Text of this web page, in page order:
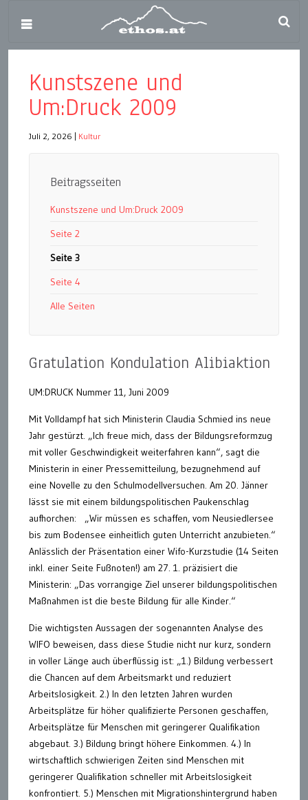
Kunstszene und
Um:Druck 2009
Juli 2, 2026 Kultur
Beitragsseiten
Kunstszene und Um:Druck 2009
Seite 2
Seite 3
Seite 4
Alle Seiten
Gratulation Kondulation Alibiaktion
UM:DRUCK Nummer 11, Juni 2009
Mit Volldampf hat sich Ministerin Claudia Schmied ins neue
Jahr gestürzt. „Ich freue mich, dass der Bildungsreformzug
mit voller Geschwindigkeit weiterfahren kann“, sagt die
Ministerin in einer Pressemitteilung, bezugnehmend auf
eine Novelle zu den Schulmodellversuchen. Am 20. Jänner
lässt sie mit einem bildungspolitischen Paukenschlag
aufhorchen: „Wir müssen es schaffen, vom Neusiedlersee
bis zum Bodensee einheitlich guten Unterricht anzubieten.“
Anlässlich der Präsentation einer Wifo-Kurzstudie (14 Seiten
inkl. einer Seite Fußnoten!) am 27. 1. präzisiert die
Ministerin: „Das vorrangige Ziel unserer bildungspolitischen
Maßnahmen ist die beste Bildung für alle Kinder.“
Die wichtigsten Aussagen der sogenannten Analyse des
WIFO beweisen, dass diese Studie nicht nur kurz, sondern
in voller Länge auch überflüssig ist: „1.) Bildung verbessert
die Chancen auf dem Arbeitsmarkt und reduziert
Arbeitslosigkeit. 2.) In den letzten Jahren wurden
Arbeitsplätze für höher qualifizierte Personen geschaffen,
Arbeitsplätze für Menschen mit geringerer Qualifikation
abgebaut. 3.) Bildung bringt höhere Einkommen. 4.) In
wirtschaftlich schwierigen Zeiten sind Menschen mit
geringerer Qualifikation schneller mit Arbeitslosigkeit
konfrontiert. 5.) Menschen mit Migrationshintergrund haben